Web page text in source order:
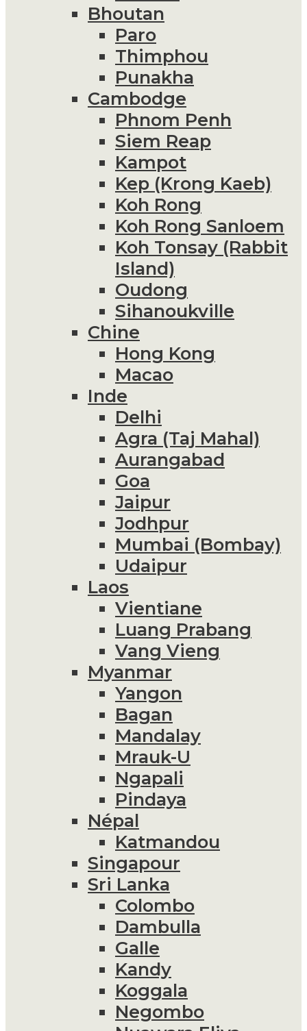
Bhoutan
Paro
Thimphou
Punakha
Cambodge
Phnom Penh
Siem Reap
Kampot
Kep (Krong Kaeb)
Koh Rong
Koh Rong Sanloem
Koh Tonsay (Rabbit
Island)
Oudong
Sihanoukville
Chine
Hong Kong
Macao
Inde
Delhi
Agra (Taj Mahal)
Aurangabad
Goa
Jaipur
Jodhpur
Mumbai (Bombay)
Udaipur
Laos
Vientiane
Luang Prabang
Vang Vieng
Myanmar
Yangon
Bagan
Mandalay
Mrauk-U
Ngapali
Pindaya
Népal
Katmandou
Singapour
Sri Lanka
Colombo
Dambulla
Galle
Kandy
Koggala
Negombo